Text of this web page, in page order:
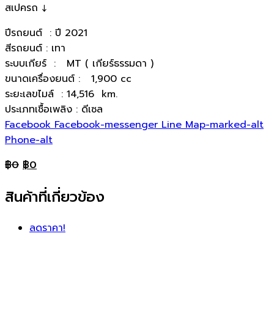
สเปครถ ↓
ปีรถยนต์ : ปี 2021
สีรถยนต์ : เทา
ระบบเกียร์ : MT ( เกียร์ธรรมดา )
ขนาดเครื่องยนต์ : 1,900 cc
ระยะเลขไมล์ : 14,516 km.
ประเภทเชื้อเพลิง : ดีเซล
Facebook Facebook-messenger Line Map-marked-alt
Phone-alt
฿0 ฿0
สินค้าที่เกี่ยวข้อง
ลดราคา!